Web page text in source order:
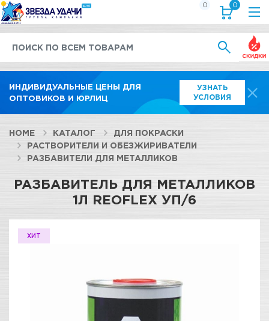
ИНДИВИДУАЛЬНЫЕ ЦЕНЫ ДЛЯ
ОПТОВИКОВ И ЮРЛИЦ
УЗНАТЬ
УСЛОВИЯ
0 0
HOME КАТАЛОГ
ДЛЯ ПОКРАСКИ
РАСТВОРИТЕЛИ И ОБЕЗЖИРИВАТЕЛИ
РАЗБАВИТЕЛИ ДЛЯ МЕТАЛЛИКОВ
РАЗБАВИТЕЛЬ ДЛЯ МЕТАЛЛИКОВ
1Л REOFLEX УП/6
ХИТ